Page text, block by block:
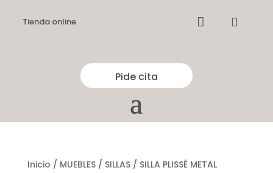
Tienda online  
Pide cita
Inicio / MUEBLES/ SILLAS/ SILLA PLISSÉ METAL